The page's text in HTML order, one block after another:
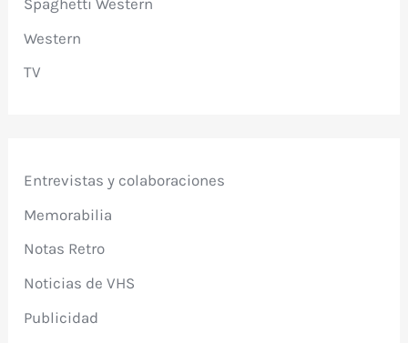
Western
TV
Entrevistas y colaboraciones
Memorabilia
Notas Retro
Noticias de VHS
Publicidad